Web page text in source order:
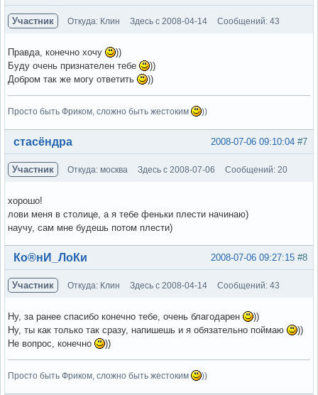
Участник Откуда: Клин Здесь с 2008-04-14 Сообщений: 43
Правда, конечно хочу
))
Буду очень признателен тебе
))
Добром так же могу ответить
))
Просто быть Фриком, сложно быть жестоким ))
Вне форума #7
2008-07-06 09:10:04
стасёндра
Участник Откуда: москва Здесь с 2008-07-06 Сообщений: 20
хорошо!
лови меня в столице, а я тебе феньки плести начинаю)
научу, сам мне будешь потом плести)
Вне форума #8
2008-07-06 09:27:15
Ко®нИ_ЛоКи
Участник Откуда: Клин Здесь с 2008-04-14 Сообщений: 43
Ну, за ранее спасибо конечно тебе, очень благодарен
))
Ну, ты как только так сразу, напишешь и я обязательно поймаю
))
Не вопрос, конечно
))
Просто быть Фриком, сложно быть жестоким ))